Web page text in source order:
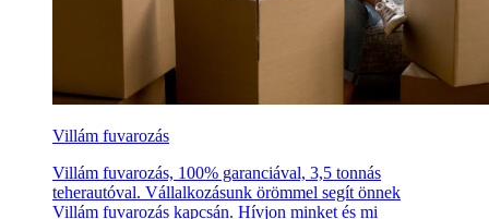
Villám fuvarozás
Villám fuvarozás, 100% garanciával, 3,5 tonnás
teherautóval. Vállalkozásunk örömmel segít önnek
Villám fuvarozás kapcsán. Hívjon minket és mi